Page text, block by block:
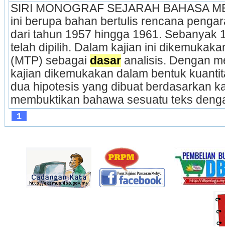
SIRI MONOGRAF SEJARAH BAHASA
ini berupa bahan bertulis rencana
dari tahun 1957 hingga 1961. Sebanyak
telah dipilih. Dalam kajian ini
(MTP) sebagai dasar analisis. Dengan
kajian dikemukakan dalam bentuk
dua hipotesis yang dibuat berdasarkan
membuktikan bahawa sesuatu teks
1